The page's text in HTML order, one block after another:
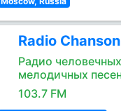
Radio
Радио
мелодичных
103.7 FM